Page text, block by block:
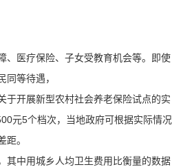
、医疗保险、子女受教育机会等。即使
等待遇，
于开展新型农村社会养老保险试点的实
元5个档次，当地政府可根据实际情况
。
其中用城乡人均卫生费用比衡量的数据